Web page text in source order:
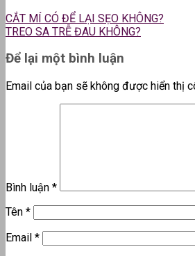
CẮT MÍ CÓ ĐỂ LẠI SẸO KHÔNG?
TREO SA TRỄ ĐAU KHÔNG?
Để lại một bình luận
Email của bạn sẽ không được hiển thị
Bình luận *
Tên *
Email *